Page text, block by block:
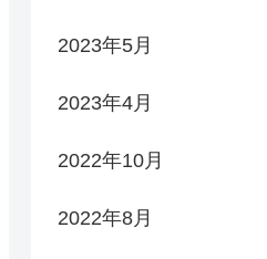
2023年5月
2023年4月
2022年10月
2022年8月